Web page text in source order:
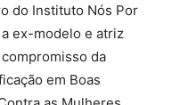
do Instituto Nós Por
ex-modelo e atriz
da
em Boas